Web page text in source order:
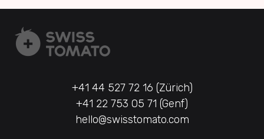
+41 44 527 72 16 (Zürich)
+41 22 753 05 71 (Genf)
hello@swisstomato.com